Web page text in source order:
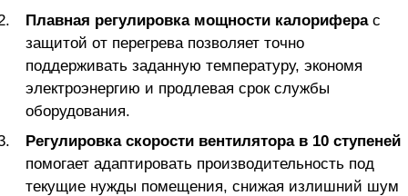
Плавная регулировка мощности калориферас
защитой от перегрева позволяет точно
поддерживать заданную температуру, экономя
электроэнергию и продлевая срок службы
оборудования.
Регулировка скорости вентилятора в 10 ступеней
помогает адаптировать производительность под
текущие нужды помещения, снижая излишний шум